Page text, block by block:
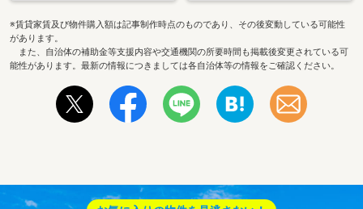
※賃貸家賃及び物件購入額は記事制作時点のものであり、その後変動している可能性
があります。
また、自治体の補助金等支援内容や交通機関の所要時間も掲載後変更されている可
能性があります。最新の情報につきましては各自治体等の情報をご確認ください。